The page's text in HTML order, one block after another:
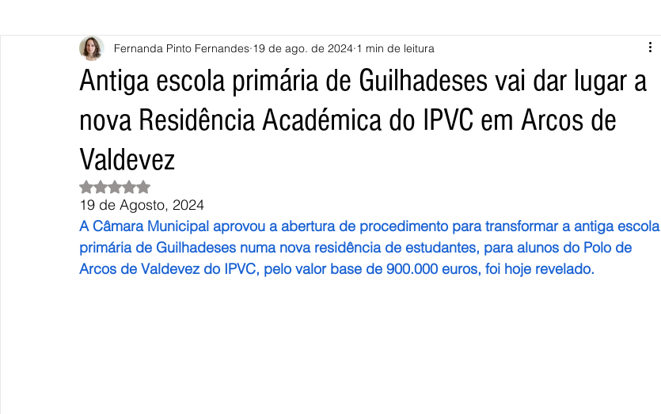
Vila Nova de Cerveira Monção Valença Melgaço
Terras de Bouro Póvoa de Lanhoso Vieira do Minho Vila Verde Braga Barcelos Regional
União Europeia
Antiga escola primária de Guilhadeses vai dar lugar a
nova Residência Académica do IPVC em Arcos de
Valdevez
Fernanda Pinto Fernandes 19 de ago. de 2024 1 min de leitura
Avaliado com NaN de 5 estrelas.
19 de Agosto, 2024
A Câmara Municipal aprovou a abertura de procedimento para transformar a antiga escola
primária de Guilhadeses numa nova residência de estudantes, para alunos do Polo de
Arcos de Valdevez do IPVC, pelo valor base de 900.000 euros, foi hoje revelado.